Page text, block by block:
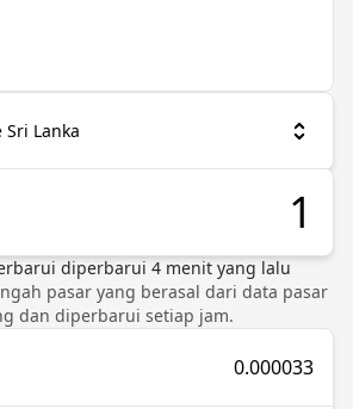
Sri Lanka
diperbarui 4menit yang lalu
pasar yang berasal dari data pasar
dan diperbarui setiap jam.
0.000033